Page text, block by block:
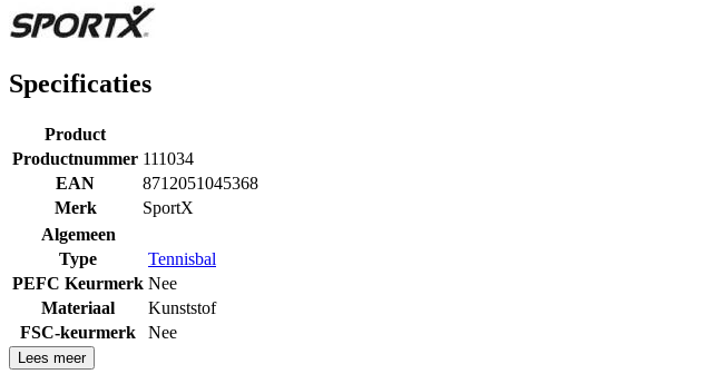
Specificaties
Product
Productnummer 111034
EAN
8712051045368
Merk
SportX
Algemeen
Type
Tennisbal
PEFC Keurmerk Nee
Materiaal
Kunststof
FSC-keurmerk
Nee
Lees meer